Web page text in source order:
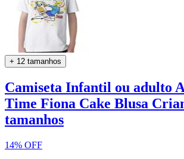
+ 12 tamanhos
Camiseta Infantil ou adulto
Time Fiona Cake Blusa
tamanhos
14% OFF